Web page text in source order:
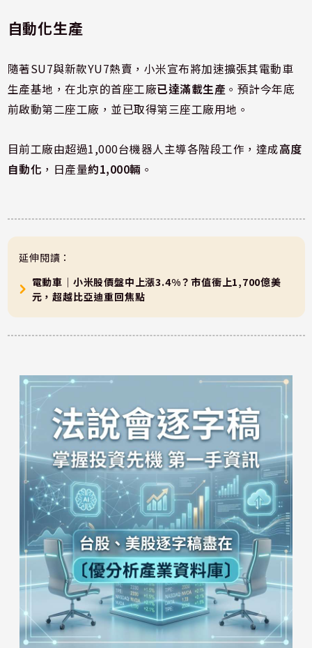
自動化生產
隨著SU7與新款YU7熱賣，小米宣布將加速擴張其電動車
生產基地，在北京的首座工廠已達滿載生產 。預計今年底
前啟動第二座工廠，並已取得第三座工廠用地。
目前工廠由超過1,000台機器人主導各階段工作，達成高度
自動化 ，日產量約1,000輛 。
延伸閱讀：
電動車｜小米股價盤中上漲3.4%？市值衝上1,700億美
元，超越比亞迪重回焦點